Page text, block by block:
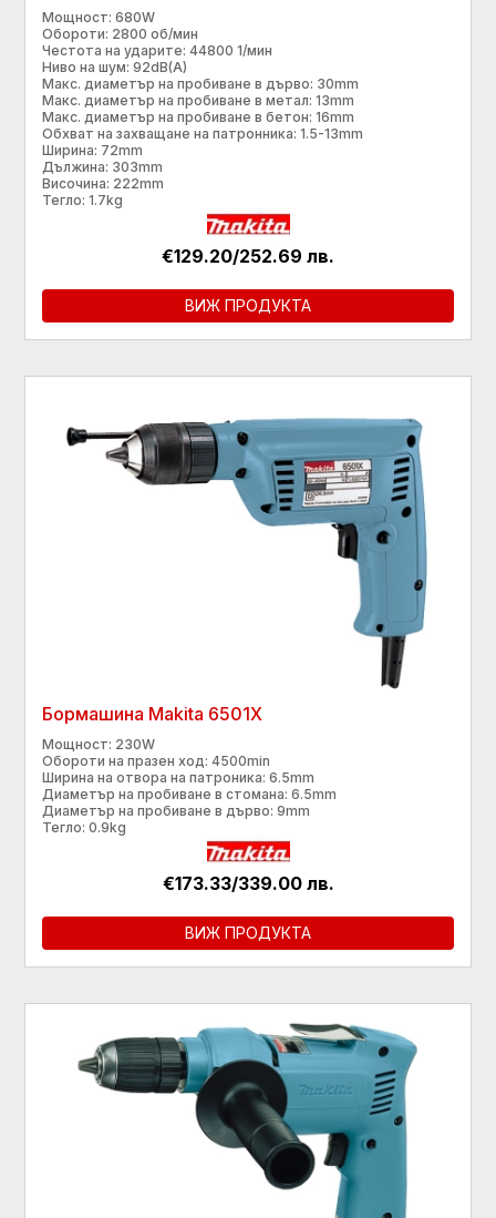
Мощност: 680W
Обороти: 2800 об/мин
Честота на ударите: 44800 1/мин
Ниво на шум: 92dB(A)
Макс. диаметър на пробиване в дърво: 30mm
Макс. диаметър на пробиване в метал: 13mm
Макс. диаметър на пробиване в бетон: 16mm
Обхват на захващане на патронника: 1.5-13mm
Ширина: 72mm
Дължина: 303mm
Височина: 222mm
Тегло: 1.7kg
€129.20/252.69 лв.
ВИЖ ПРОДУКТА
Бормашина Makita 6501X
Мощност: 230W
Обороти на празен ход: 4500min
Ширина на отвора на патроника: 6.5mm
Диаметър на пробиване в стомана: 6.5mm
Диаметър на пробиване в дърво: 9mm
Тегло: 0.9kg
€173.33/339.00 лв.
ВИЖ ПРОДУКТА